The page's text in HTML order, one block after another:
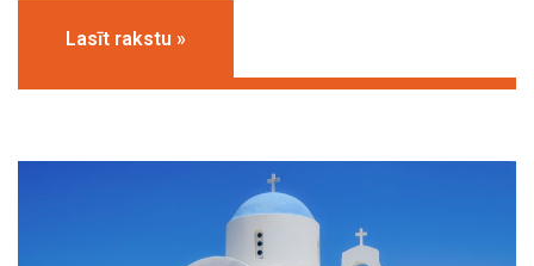
Lasīt rakstu »